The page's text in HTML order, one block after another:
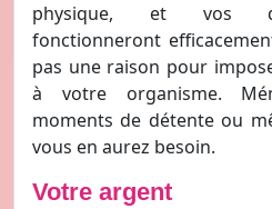
physique, et vos
fonctionneront
pas une raison pour
à votre organisme.
moments de détente ou
vous en aurez besoin.
Votre argent